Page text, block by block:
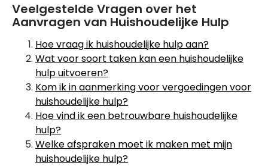
Veelgestelde Vragen over het
Aanvragen van Huishoudelijke Hulp
Hoe vraag ik huishoudelijke hulp aan?
Wat voor soort taken kan een huishoudelijke
hulp uitvoeren?
Kom ik in aanmerking voor vergoedingen voor
huishoudelijke hulp?
Hoe vind ik een betrouwbare huishoudelijke
hulp?
Welke afspraken moet ik maken met mijn
huishoudelijke hulp?